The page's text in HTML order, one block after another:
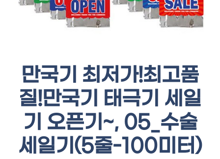
만국기 최저가!최고품
질!만국기 태극기 세일
기 오픈기~, 05_수술
세일기(5줄-100미터)